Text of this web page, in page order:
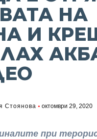
НА
И
Стоянова октомври 29, 2020
при